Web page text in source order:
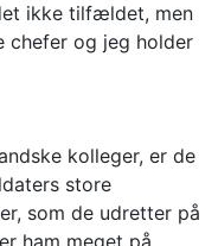
ikke tilfældet, men
chefer og jeg holder
kolleger, er de
store
som de udretter på